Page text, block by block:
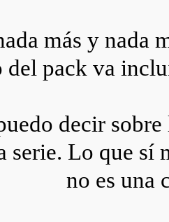
más y nada
del pack va
decir
serie. Lo que sí
no es una